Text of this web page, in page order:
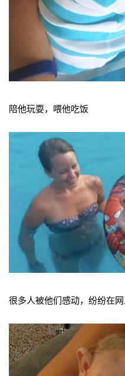
陪他玩耍，喂他吃饭
很多人被他们感动，纷纷在